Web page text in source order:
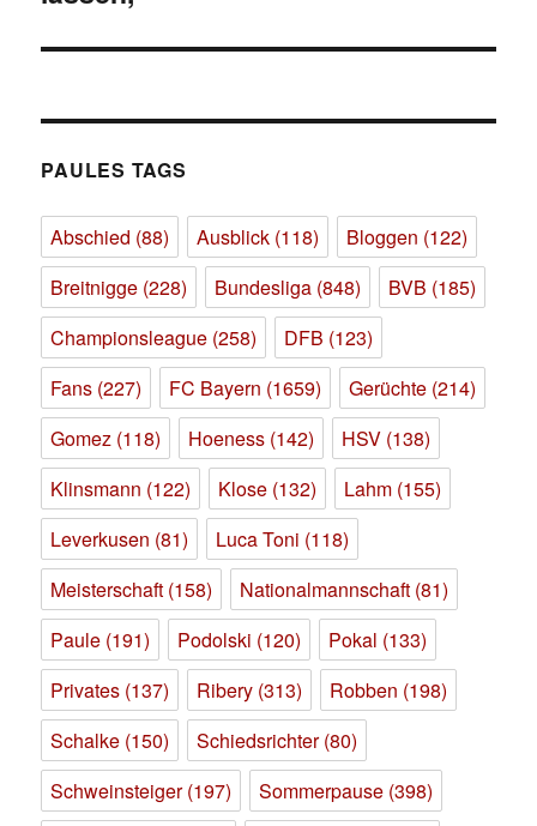
PAULES TAGS
Abschied (88) Ausblick (118) Bloggen (122)
Breitnigge (228) Bundesliga (848) BVB (185)
Championsleague (258) DFB (123)
Fans (227) FC Bayern (1659) Gerüchte (214)
Gomez (118) Hoeness (142) HSV (138)
Klinsmann (122) Klose (132) Lahm (155)
Leverkusen (81) Luca Toni (118)
Meisterschaft (158) Nationalmannschaft (81)
Paule (191) Podolski (120) Pokal (133)
Privates (137) Ribery (313) Robben (198)
Schalke (150) Schiedsrichter(80)
Schweinsteiger(197) Sommerpause (398)